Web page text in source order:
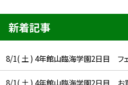
新着記事
8/1( 土 ) 4年館山臨海学園2日目 フ
8/1( 土 ) 4年館山臨海学園2日目 お